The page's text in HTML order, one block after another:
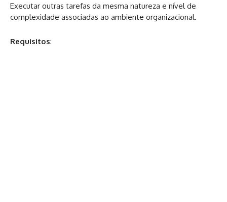
Executar outras tarefas da mesma natureza e nível de
complexidade associadas ao ambiente organizacional.
Requisitos: